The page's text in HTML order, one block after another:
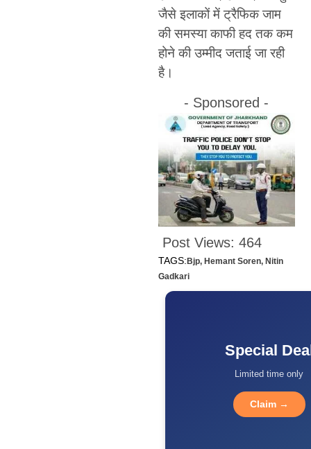
जैसे इलाकों में ट्रैफिक जाम
की समस्या काफी हद तक कम
होने की उम्मीद जताई जा रही
है।
- Sponsored -
Post Views: 464
TAGS: Bjp, Hemant Soren, Nitin
Gadkari
Special
Limited time only
Claim →